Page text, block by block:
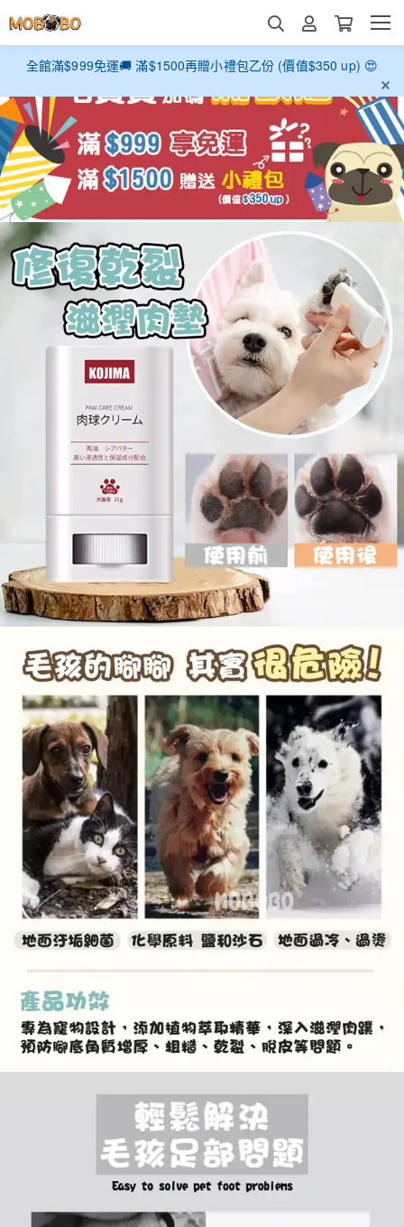
全館滿$999免運🚚 滿$1500再贈小禮包乙份 (價值$350 up) 😍